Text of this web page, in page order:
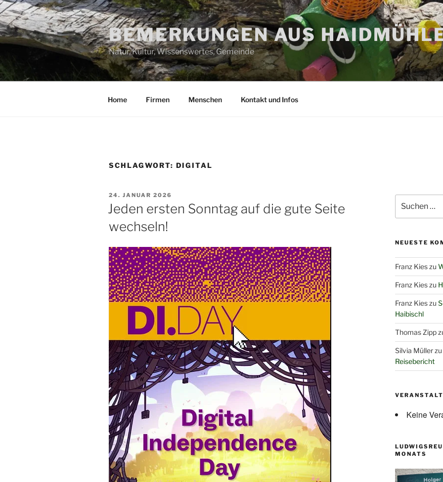
Zum
Inhalt
springen
BEMERKUNGEN AUS
Natur, Kultur, Wissenswertes, Gemeinde
Home Firmen Menschen Kontakt und Infos
SCHLAGWORT: DIGITAL
VERÖFFENTLICHT
AM
24. JANUAR 2026
Jeden ersten Sonntag auf die gute Seite
wechseln!
nach:
NEUESTE
Franz Kieszu
Franz Kieszu
Franz Kieszu
Haibischl
Thomas Zipp
Silvia Müllerzu
Reisebericht
Keine
MONATS